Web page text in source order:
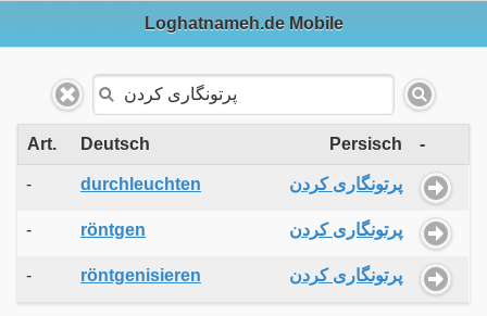
Loghatnameh.de Mobile
Art. Deutsch Persisch -
- durchleuchten پرتونگاری کردن
- röntgen پرتونگاری کردن
- röntgenisieren پرتونگاری کردن